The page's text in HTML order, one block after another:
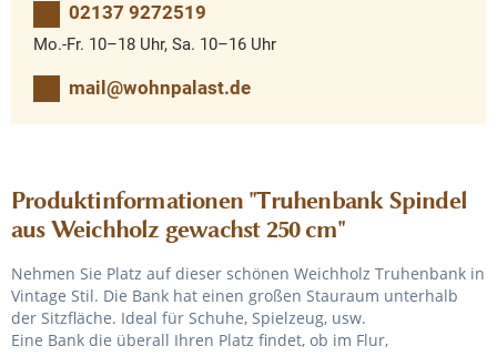
02137 9272519
Mo.-Fr. 10–18 Uhr, Sa. 10–16 Uhr
mail@wohnpalast.de
Produktinformationen "Truhenbank Spindel
aus Weichholz gewachst 250 cm"
Nehmen Sie Platz auf dieser schönen Weichholz Truhenbank in
Vintage Stil. Die Bank hat einen großen Stauraum unterhalb
der Sitzfläche. Ideal für Schuhe, Spielzeug, usw.
Eine Bank die überall Ihren Platz findet, ob im Flur,